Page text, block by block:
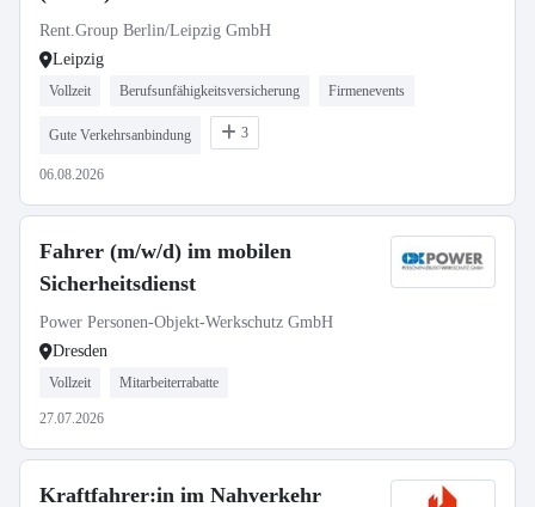
Rent.Group Berlin/Leipzig GmbH
Leipzig
Vollzeit Berufsunfähigkeitsversicherung Firmenevents
Gute Verkehrsanbindung 3
06.08.2026
Fahrer (m/w/d) im mobilen
Sicherheitsdienst
Power Personen-Objekt-Werkschutz GmbH
Dresden
Vollzeit Mitarbeiterrabatte
27.07.2026
Kraftfahrer:in im Nahverkehr